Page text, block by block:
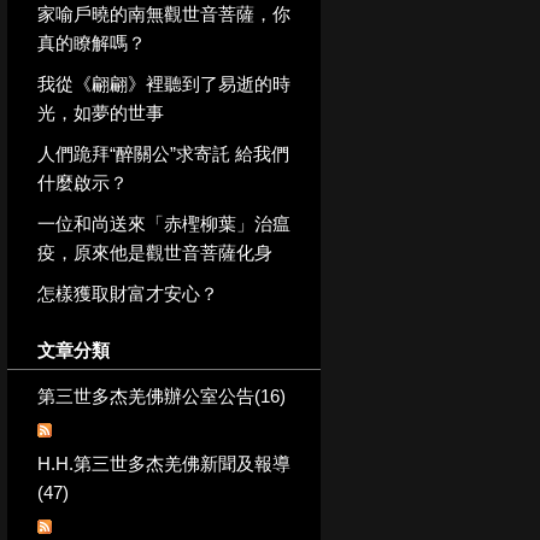
家喻戶曉的南無觀世音菩薩，你
真的瞭解嗎？
我從《翩翩》裡聽到了易逝的時
光，如夢的世事
人們跪拜“醉關公”求寄託 給我們
什麼啟示？
一位和尚送來「赤檉柳葉」治瘟
疫，原來他是觀世音菩薩化身
怎樣獲取財富才安心？
文章分類
第三世多杰羌佛辦公室公告(16)
H.H.第三世多杰羌佛新聞及報導
(47)